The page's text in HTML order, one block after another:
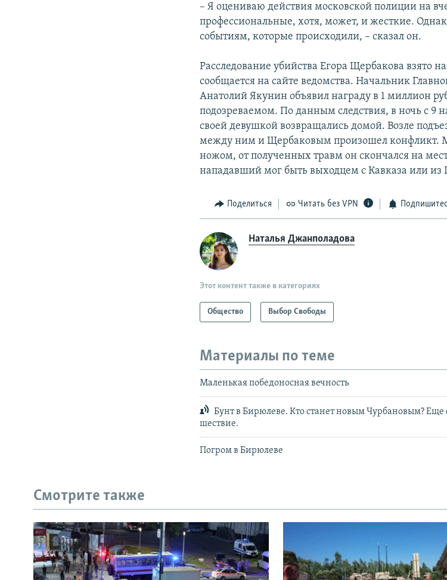
– Я оцениваю действия московской полиции на
профессиональные, хотя, может, и жесткие.
событиям, которые происходили, – сказал он.
Расследование убийства Егора Щербакова взято
сообщается на сайте ведомства. Начальник
Анатолий Якунин объявил награду в 1 миллион
подозреваемом. По данным следствия, в ночь с 9
своей девушкой возвращались домой. Возле
между ним и Щербаковым произошел конфликт.
ножом, от полученных травм он скончался на
нападавший мог быть выходцем с Кавказа или из
Поделиться Читать без VPN
Наталья Джанполадова
Этот контент также в категориях
Общество Выбор Свободы
Материалы по теме
Маленькая победоносная вечность
Бунт в Бирюлеве. Кто станет новым Чурбановым? Еще
шествие.
Погром в Бирюлеве
Смотрите также